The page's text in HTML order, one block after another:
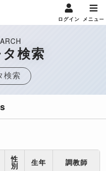
ログイン メニュー
検索
検索
性
別 生年 調教師